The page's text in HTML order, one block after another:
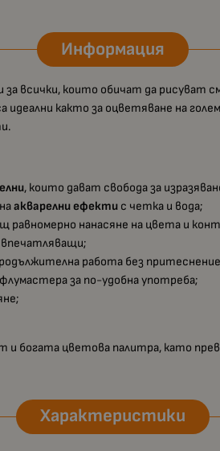
Информация
за всички, които обичат да
идеални както за оцветяване на
, които дават свобода за
акварелни ефекти с четка и вода;
равномерно нанасяне на цвета и
работа без
за по-удобна употреба;
и богата цветова палитра, като
Характеристики